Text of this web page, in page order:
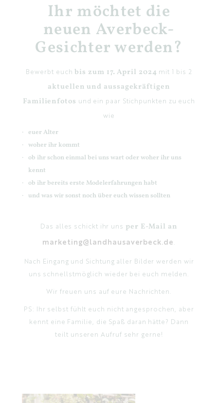
Ihr möchtet die
neuen Averbeck-
Gesichter werden?
Bewerbt euch bis zum 17. April 2024 mit 1 bis 2
aktuellen und aussagekräftigen
Familienfotos und ein paar Stichpunkten zu euch
wie
euer Alter
woher ihr kommt
ob ihr schon einmal bei uns wart oder woher ihr uns
kennt
ob ihr bereits erste Modelerfahrungen habt
und was wir sonst noch über euch wissen sollten
Das alles schickt ihr uns per E-Mail an
marketing@landhausaverbeck.de
Nach Eingang und Sichtung aller Bilder werden wir
uns schnellstmöglich wieder bei euch melden.
Wir freuen uns auf eure Nachrichten.
PS: Ihr selbst fühlt euch nicht angesprochen, aber
kennt eine Familie, die Spaß daran hätte? Dann
teilt unseren Aufruf sehr gerne!